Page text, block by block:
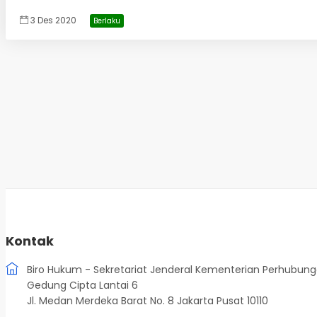
3 Des 2020 Berlaku
Kontak
Biro Hukum - Sekretariat Jenderal Kementerian
Gedung Cipta Lantai 6
Jl. Medan Merdeka Barat No. 8 Jakarta Pusat 10110